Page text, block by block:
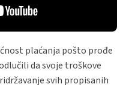
plaćanja pošto prođe
da svoje troškove
svih propisanih